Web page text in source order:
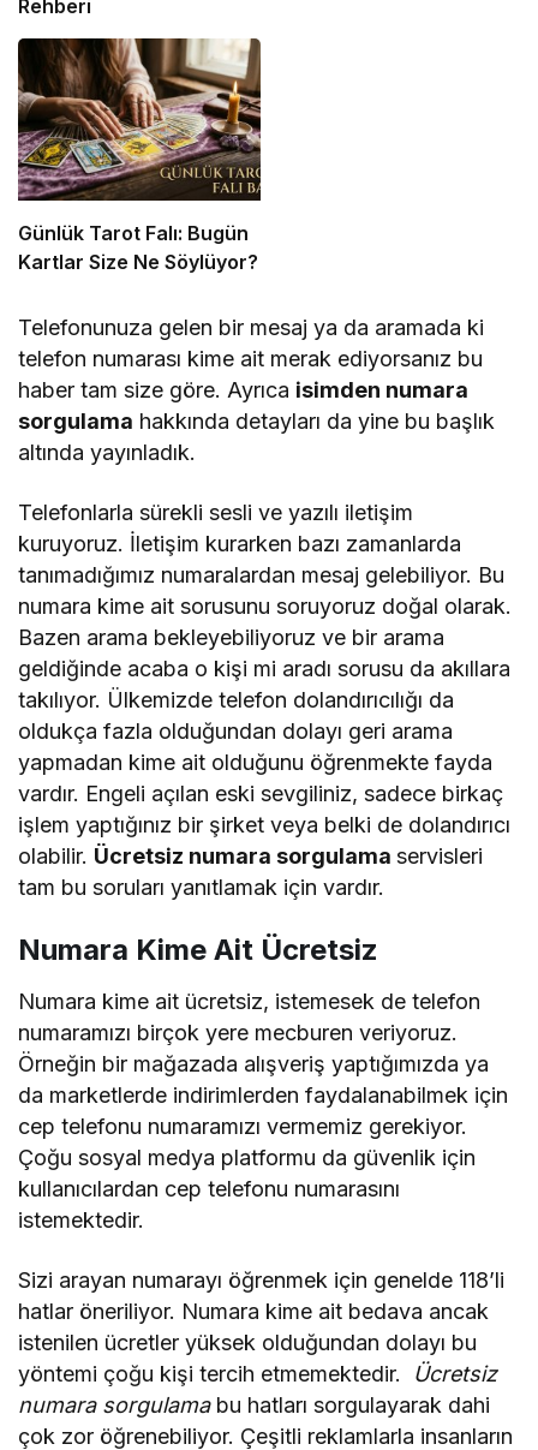
Rehberi
Günlük Tarot Falı: Bugün
Kartlar Size Ne Söylüyor?
Telefonunuza gelen bir mesaj ya da aramada ki
telefon numarası kime ait merak ediyorsanız bu
haber tam size göre. Ayrıca isimden numara
sorgulama hakkında detayları da yine bu başlık
altında yayınladık.
Telefonlarla sürekli sesli ve yazılı iletişim
kuruyoruz. İletişim kurarken bazı zamanlarda
tanımadığımız numaralardan mesaj gelebiliyor. Bu
numara kime ait sorusunu soruyoruz doğal olarak.
Bazen arama bekleyebiliyoruz ve bir arama
geldiğinde acaba o kişi mi aradı sorusu da akıllara
takılıyor. Ülkemizde telefon dolandırıcılığı da
oldukça fazla olduğundan dolayı geri arama
yapmadan kime ait olduğunu öğrenmekte fayda
vardır. Engeli açılan eski sevgiliniz, sadece birkaç
işlem yaptığınız bir şirket veya belki de dolandırıcı
olabilir. Ücretsiz numara sorgulamaservisleri
tam bu soruları yanıtlamak için vardır.
Numara Kime Ait Ücretsiz
Numara kime ait ücretsiz, istemesek de telefon
numaramızı birçok yere mecburen veriyoruz.
Örneğin bir mağazada alışveriş yaptığımızda ya
da marketlerde indirimlerden faydalanabilmek için
cep telefonu numaramızı vermemiz gerekiyor.
Çoğu sosyal medya platformu da güvenlik için
kullanıcılardan cep telefonu numarasını
istemektedir.
Sizi arayan numarayı öğrenmek için genelde 118’li
hatlar öneriliyor. Numara kime ait bedava ancak
istenilen ücretler yüksek olduğundan dolayı bu
yöntemi çoğu kişi tercih etmemektedir. Ücretsiz
numara sorgulama bu hatları sorgulayarak dahi
çok zor öğrenebiliyor. Çeşitli reklamlarla insanların